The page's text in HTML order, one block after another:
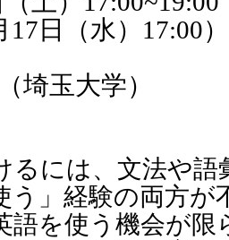
17日（水）17:00）
埼玉大学）
るには、文法や語
う」経験の両方が
語を使う機会が